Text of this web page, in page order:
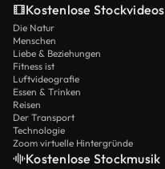
Kostenlose Stockvideos
Die Natur
Menschen
Liebe & Beziehungen
Fitness ist
Luftvideografie
Essen & Trinken
Reisen
Der Transport
Technologie
Zoom virtuelle Hintergründe
Kostenlose Stockmusik